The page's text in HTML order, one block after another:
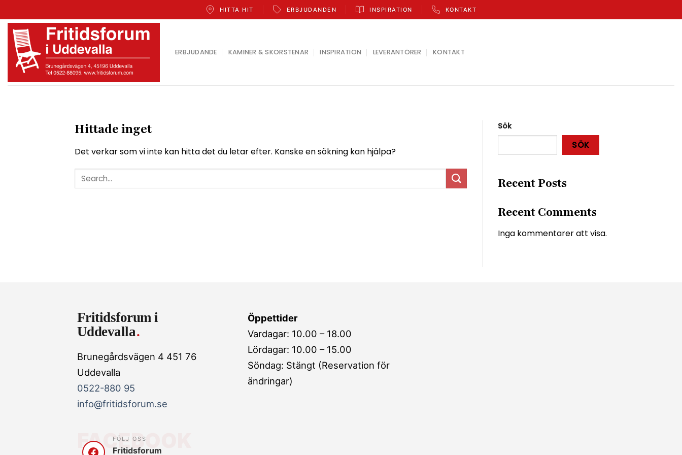
to
content
HITTA HIT ERBJUDANDEN INSPIRATION KONTAKT
ERBJUDANDE KAMINER & SKORSTENAR INSPIRATION LEVERANTÖRER KONTAKT
Hittade inget
Det verkar som vi inte kan hitta det du letar efter. Kanske en sökning kan hjälpa?
Sök
SÖK
Recent Posts
Recent Comments
Inga kommentarer att visa.
Fritidsforum i
Uddevalla
Brunegårdsvägen 4 451 76
Uddevalla
0522-880 95
info@fritidsforum.se
FACEBOOK
FÖLJ OSS
Fritidsforum
Öppettider
Vardagar: 10.00 – 18.00
Lördagar: 10.00 – 15.00
Söndag: Stängt (Reservation för
ändringar)